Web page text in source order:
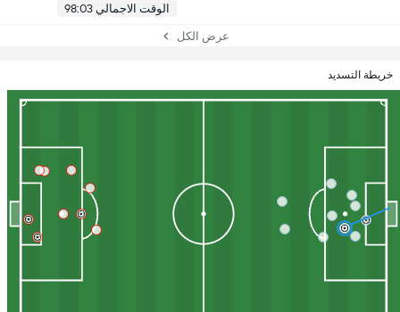
الوقت الاجمالي 98:03
عرض الكل
خريطة التسديد